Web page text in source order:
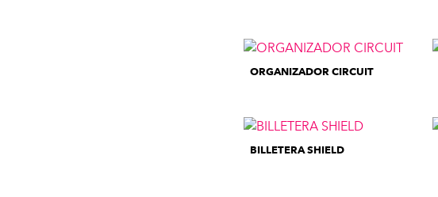
ORGANIZADOR CIRCUIT
BILLETERA SHIELD